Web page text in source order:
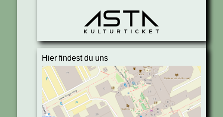
Hier findest du uns